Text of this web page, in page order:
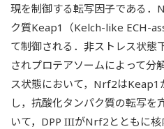
現を制御する転写因子である
ク質Keap1（Kelch-like ECH-
て制御される．非ストレス状
されプロテアソームによって分
ス状態において，Nrf2はKeap1
し，抗酸化タンパク質の転写を
いて，DPP IIIがNrf2とともに